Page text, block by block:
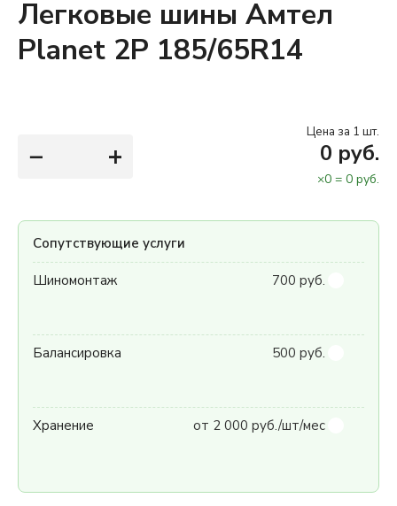
Легковые шины Амтел
Planet 2P 185/65R14
− +
Цена за 1 шт.
0 руб.
×0 = 0 руб.
Сопутствующие услуги
Шиномонтаж 700 руб.
Балансировка 500 руб.
Хранение от 2 000 руб./шт/мес